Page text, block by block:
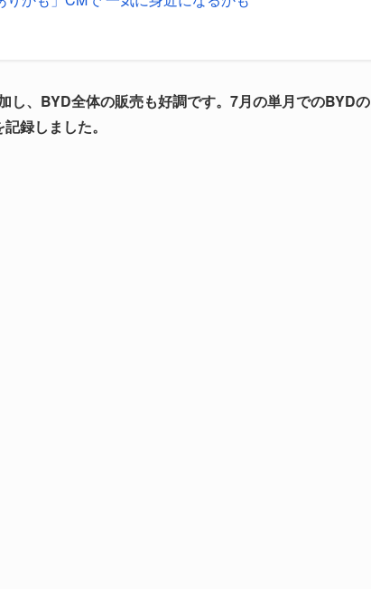
し、BYD全体の販売も好調です。7月の単月でのBYDの
録しました。